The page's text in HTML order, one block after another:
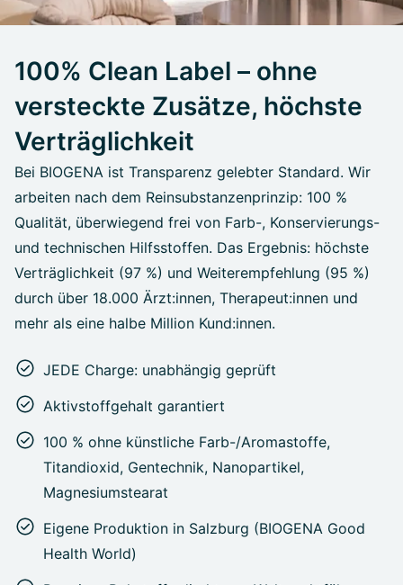
100% Clean Label – ohne
versteckte Zusätze, höchste
Verträglichkeit
Bei BIOGENA ist Transparenz gelebter Standard. Wir
arbeiten nach dem Reinsubstanzenprinzip: 100 %
Qualität, überwiegend frei von Farb-, Konservierungs-
und technischen Hilfsstoffen. Das Ergebnis: höchste
Verträglichkeit (97 %) und Weiterempfehlung (95 %)
durch über 18.000 Ärzt:innen, Therapeut:innen und
mehr als eine halbe Million Kund:innen.
JEDE Charge: unabhängig geprüft
Aktivstoffgehalt garantiert
100 % ohne künstliche Farb-/Aromastoffe,
Titandioxid, Gentechnik, Nanopartikel,
Magnesiumstearat
Eigene Produktion in Salzburg (BIOGENA Good
Health World)